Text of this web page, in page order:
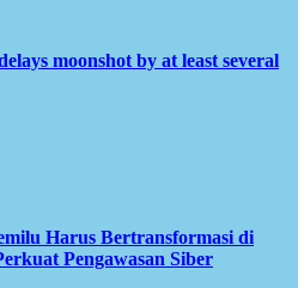
moonshot by at least several
Harus Bertransformasi di
Pengawasan Siber